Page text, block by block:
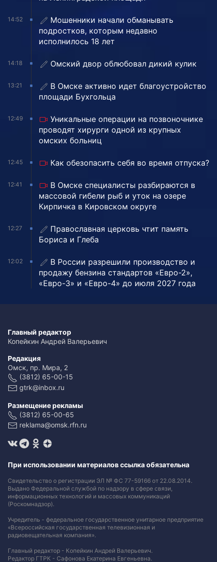
14:52
Мошенники начали обманывать
подростков, которым недавно
исполнилось 18 лет
14:18 Омский двор облюбовал дикий кулик
13:21
В Омске активно идет благоустройство
площади Бухгольца
12:49
Уникальные операции на позвоночнике
проводят хирурги одной из крупных
омских больниц
12:45 Как обезопасить себя во время отпуска?
12:41
В Омске специалисты разбираются в
массовой гибели рыб и уток на озере
Кирпичка в Кировском округе
12:27
Православная церковь чтит память
Бориса и Глеба
12:02
В России разрешили производство и
продажу бензина стандартов «Евро-2»,
«Евро-3» и «Евро-4» до июля 2027 года
Главный редактор
Копейкин Андрей Валерьевич
Редакция
Омск, пр. Мира, 2
(3812) 65-00-15
gtrk@inbox.ru
Размещение рекламы
(3812) 65-00-65
reklama@omsk.rfn.ru
При использовании материалов ссылка обязательна
Свидетельство о регистрации ЭЛ № ФС 77-59166 от 22.08.2014.
Выдано Федеральной службой по надзору в сфере связи,
информационных технологий и массовых коммуникаций
(Роскомнадзор).
Учредитель - федеральное государственное унитарное предприятие
«Всероссийская государственная телевизионная и
радиовещательная компания».
Главный редактор - Копейкин Андрей Валерьевич.
Редактор ГТРК - Сафонова Екатерина Евгеньевна.